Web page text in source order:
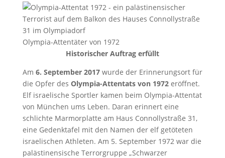
Olympia-Attentäter von 1972
Historischer Auftrag erfüllt
Am 6. September 2017wurde der Erinnerungsort für
die Opfer des Olympia-Attentats von 1972 eröffnet.
Elf israelische Sportler kamen beim Olympia-Attentat
von München ums Leben. Daran erinnert eine
schlichte Marmorplatte am Haus Connollystraße 31,
eine Gedenktafel mit den Namen der elf getöteten
israelischen Athleten. Am 5. September 1972 war die
palästinensische Terrorgruppe „Schwarzer